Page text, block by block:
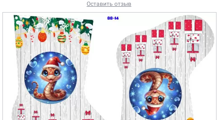
Оставить отзыв